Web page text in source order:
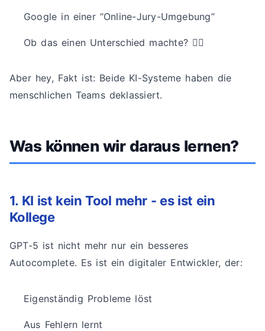
Google in einer “Online-Jury-Umgebung”
Ob das einen Unterschied machte? 🤷‍♂️
Aber hey, Fakt ist: Beide KI-Systeme haben die
menschlichen Teams deklassiert.
Was können wir daraus lernen?
1. KI ist kein Tool mehr - es ist ein
Kollege
GPT-5 ist nicht mehr nur ein besseres
Autocomplete. Es ist ein digitaler Entwickler, der:
Eigenständig Probleme löst
Aus Fehlern lernt